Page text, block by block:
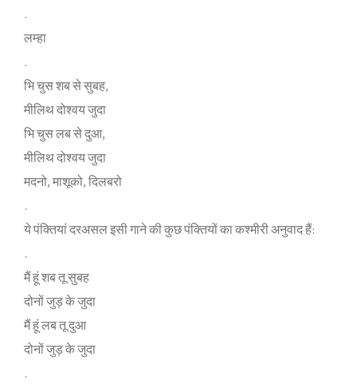
.
लम्‍हा
.
भि चुस शब से सुबह,
मीलिथ दोश्‍वय जुदा
भि चुस लब से दुआ,
मीलिथ दोश्‍वय जुदा
मदनो, माशूको, दिलबरो
.
ये पंक्‍तियां दरअसल इसी गाने की कुछ पंक्‍तियों का कश्‍मीरी अनुवाद हैं:
.
मैं हूं शब तू सुबह
दोनों जुड़ के जुदा
मैं हूं लब तू दुआ
दोनों जुड़ के जुदा
.